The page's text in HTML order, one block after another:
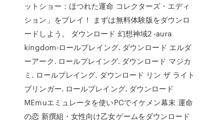
ットショー：ほつれた運命 コレクターズ・エディ
ション」をプレイ！ まずは無料体験版をダウンロ
ードしよう。 ダウンロード 幻想神域2 -aura
kingdom-ロールプレイング. ダウンロード エルダ
ーアーク. ロールプレイング. ダウンロード マジカ
ミ. ロールプレイング. ダウンロード リン ザ ライト
ブリンガー. ロールプレイング. ダウンロード
MEmuエミュレータを使いPCでイケメン幕末 運命
の恋 新撰組・女性向け乙女ゲームをダウンロード